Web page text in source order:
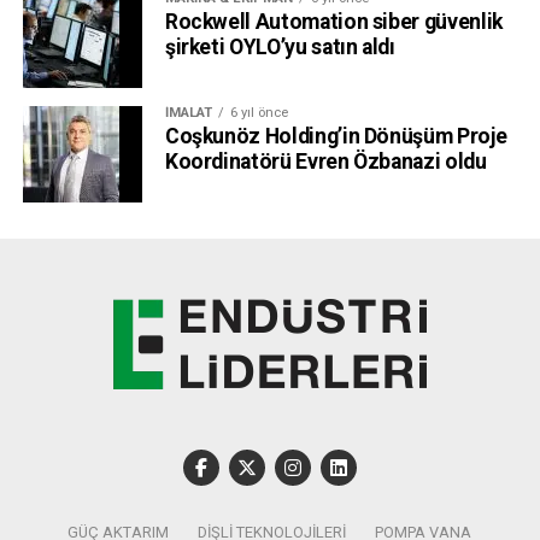
“İçinde bulunulan mevcut durum ve küresel gelişmelere
bakıldığında füzyon daha önce düşündüğümüzden çok
daha yakın. Bu da demektir ki; iklim değişikliği ile mücadele
geliştirmemiz gerekiyor. Atılım yaratan buluşlarımızdan
önce füzyonun uzun yıllar sonra gerçekleşeceği
Rockwell Automation siber güvenlik
şirketi OYLO’yu satın aldı
İMALAT 6 yıl önce
Coşkunöz Holding’in Dönüşüm Proje
Koordinatörü Evren Özbanazi oldu
GÜÇ AKTARIM DIŞLI TEKNOLOJILERI POMPA VANA